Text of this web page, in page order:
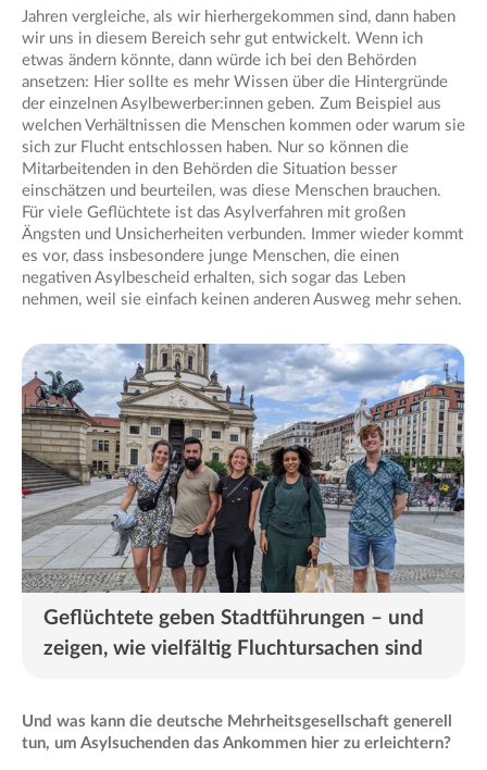
Jahren vergleiche, als wir hierhergekommen sind, dann haben
wir uns in diesem Bereich sehr gut entwickelt. Wenn ich
etwas ändern könnte, dann würde ich bei den Behörden
ansetzen: Hier sollte es mehr Wissen über die Hintergründe
der einzelnen Asylbewerber:innen geben. Zum Beispiel aus
welchen Verhältnissen die Menschen kommen oder warum sie
sich zur Flucht entschlossen haben. Nur so können die
Mitarbeitenden in den Behörden die Situation besser
einschätzen und beurteilen, was diese Menschen brauchen.
Für viele Geflüchtete ist das Asylverfahren mit großen
Ängsten und Unsicherheiten verbunden. Immer wieder kommt
es vor, dass insbesondere junge Menschen, die einen
negativen Asylbescheid erhalten, sich sogar das Leben
nehmen, weil sie einfach keinen anderen Ausweg mehr sehen.
Geflüchtete geben Stadtführungen – und
zeigen, wie vielfältig Fluchtursachen sind
Und was kann die deutsche Mehrheitsgesellschaft generell
tun, um Asylsuchenden das Ankommen hier zu erleichtern?